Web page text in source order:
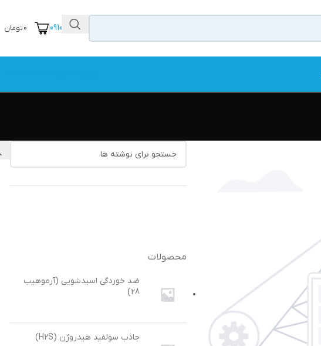
09104111456
0تومان
محصولات
ضد خوردگی اسیدشویی (آرموهیب
28)
جاذب سولفید هیدروژن (H2S)